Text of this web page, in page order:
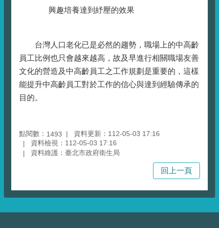
興趣培養達到紓壓的效果
台灣人口老化已是必然的趨勢，職場上的中高齡
員工比例也只會越來越高，故及早進行相關職場友善
文化的營造及中高齡員工之工作規劃是重要的，這樣
能提升中高齡員工對於工作的信心與達到經驗傳承的
目的。
點閱數： 1493
資料更新：112-05-03 17:16
資料檢視：112-05-03 17:16
資料維護：臺北市政府衛生局
回上一頁